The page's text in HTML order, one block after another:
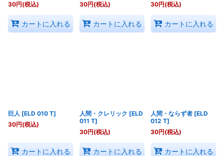
30円(税込)
カートに入れる
30円(税込)
カートに入れる
30円(税込)
カートに入れる
巨人 [ELD 010 T]
30円(税込)
カートに入れる
人間・クレリック [ELD
011 T]
30円(税込)
カートに入れる
人間・ならず者 [ELD
012 T]
30円(税込)
カートに入れる